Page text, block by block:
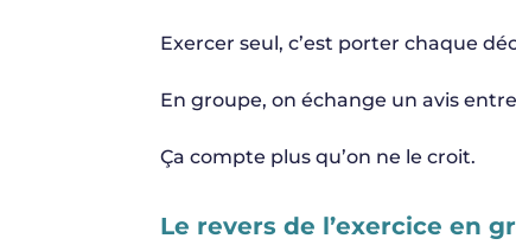
Exercer seul, c’est porter chaque
En groupe, on échange un avis
Ça compte plus qu’on ne le croit.
Le revers de l’exercice en